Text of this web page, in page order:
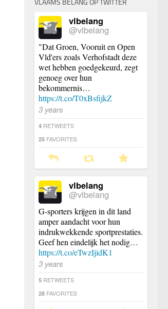
VLAAMS BELANG OP TWITTER
vlbelang
@vlbelang
"Dat Groen, Vooruit en Open
Vld'ers zoals Verhofstadt deze
wet hebben goedgekeurd, zegt
genoeg over hun
bekommernis…
https://t.co/T0xBsfijkZ
3 years
4 RETWEETS
25 FAVORITES
vlbelang
@vlbelang
G-sporters krijgen in dit land
amper aandacht voor hun
indrukwekkende sportprestaties.
Geef hen eindelijk het nodig…
https://t.co/eTwzIjidK1
3 years
5 RETWEETS
28 FAVORITES